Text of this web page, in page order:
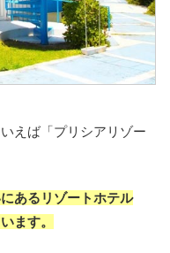
えば「プリシアリゾー
あるリゾートホテル
ます。